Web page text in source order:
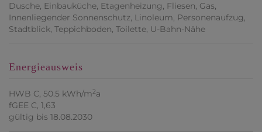
Dusche Einbauküche Etagenheizung Fliesen Gas
Innenliegender Sonnenschutz Linoleum Personenaufzug
Stadtblick Teppichboden Toilette U-Bahn-Nähe
Energieausweis
HWB C, 50.5 kWh/m2a
fGEE C, 1,63
gültig bis 18.08.2030